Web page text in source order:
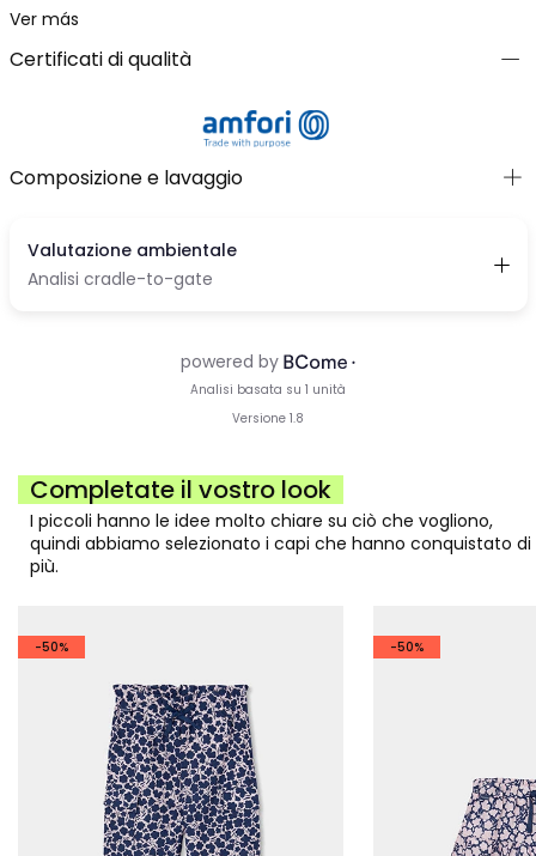
Ideale per bambine dai 12 mesi ai 10 anni, offre versatilità in
diversi taglie (12M, 18M, 2, 3, 4, 5, 6, 7, 8, 10). Il suo colore blu
profondo la rende facile da abbinare con diversi capi,
aggiungendo un tocco chic a qualsiasi outfit. Un'opzione
Ver más
Certificati di qualità
Composizione e lavaggio
Completate il vostro look
I piccoli hanno le idee molto chiare su ciò che vogliono,
quindi abbiamo selezionato i capi che hanno conquistato di
più.
-50% -50%